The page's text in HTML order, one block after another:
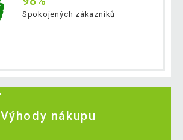
Spokojených zákazníků
Výhody nákupu